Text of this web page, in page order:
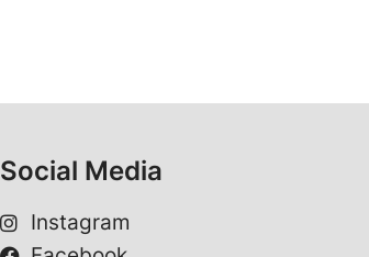
Social Media
Instagram